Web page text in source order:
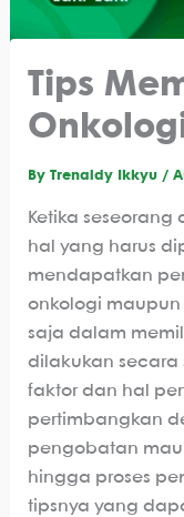
Tips
By Trenaldy Ikkyu /
Ketika
hal yang harus
mendapatkan
onkologi maupun
saja dalam
dilakukan
faktor dan hal
pertimbangkan
pengobatan
hingga proses
tipsnya yang